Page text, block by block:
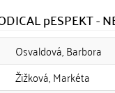
pESPEKT -
Osvaldová, Barbora
Žižková, Markéta